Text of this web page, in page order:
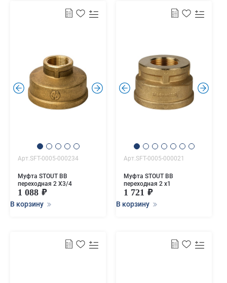
. .
Арт.SFT-0005-000234
Муфта STOUT ВВ
переходная 2 X3/4
1 088
В корзину
. .
Арт.SFT-0005-000021
Муфта STOUT ВВ
переходная 2 x1
1 721
В корзину